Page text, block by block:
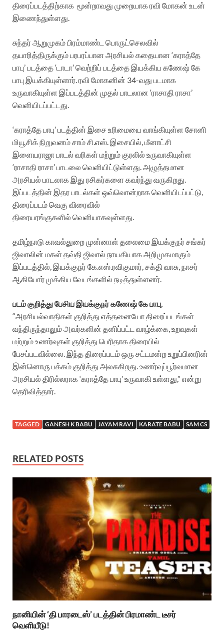
திரைப்படத்திற்காக மூன்றாவது முறையாக ரவி மோகன் உடன்
இணைந்துள்ளது.
சுந்தர் ஆறுமுகம் பிரம்மாண்ட பொருட்செலவில்
தயாரித்திருக்கும் பரபரப்பான அரசியல் கதையான ‘கராத்தே
பாபு’ படத்தை ‘டாடா’ வெற்றிப் படத்தை இயக்கிய கணேஷ் கே
பாபு இயக்கியுள்ளார். ரவி மோகனின் 34-வது படமாக
உருவாகியுள்ள இப்படத்தின் முதல் பாடலான ‘ராசாதி ராசா’
வெளியிடப்பட்டது.
‘கராத்தே பாபு’ படத்தின் இசை உரிமையை வாங்கியுள்ள சோனி
மியூசிக் நிறுவனம் சாம் சி.எஸ். இசையில், மீனாட்சி
இளையராஜா பாடல் வரிகள் மற்றும் குரலில் உருவாகியுள்ள
‘ராசாதி ராசா’ பாடலை வெளியிட்டுள்ளது. அழுத்தமான
அரசியல் பாடலாக இது ரசிகர்களை கவர்ந்து வருகிறது.
இப்படத்தின் இதர பாடல்கள் ஒவ்வொன்றாக வெளியிடப்பட்டு,
திரைப்படம் வெகு விரைவில்
திரையரங்குகளில் வெளியாகவுள்ளது.
தமிழ்நாடு காவல்துறை முன்னாள் தலைமை இயக்குநர் சங்கர்
ஜிவாலின் மகள் தவ்தி ஜிவால் நாயகியாக அறிமுகமாகும்
இப்படத்தில், இயக்குநர் கே.எஸ்.ரவிகுமார், சக்தி வாசு, நாசர்
ஆகியோர் முக்கிய வேடங்களில் நடித்துள்ளனர்.
படம் குறித்து பேசிய இயக்குநர் கணேஷ் கே பாபு,
“அரசியல்வாதிகள் குறித்து எத்தனையோ திரைப்படங்கள்
வந்திருந்தாலும் அவர்களின் தனிப்பட்ட வாழ்க்கை, உறவுகள்
மற்றும் உணர்வுகள் குறித்து பெரிதாக திரையில்
பேசப்படவில்லை. இந்த திரைப்படம் ஒரு சட்டமன்ற உறுப்பினரின்
இன்னொரு பக்கம் குறித்து அலசுகிறது. உணர்வுப்பூர்வமான
அரசியல் திரில்லராக ‘கராத்தே பாபு’ உருவாகி உள்ளது,” என்று
தெரிவித்தார்.
TAGGED GANESH K BABU JAYAM RAVI KARATE BABU SAM CS
RELATED POSTS
நானியின் ‘தி பாரடைஸ்’ படத்தின் பிரமாண்ட டீசர்
வெளியீடு!